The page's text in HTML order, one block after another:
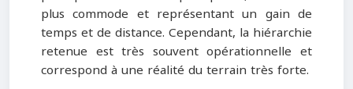
plus commode et représentant un gain de
temps et de distance. Cependant, la hiérarchie
retenue est très souvent opérationnelle et
correspond à une réalité du terrain très forte.